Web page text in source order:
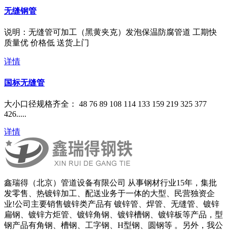
无缝钢管
说明：无缝管可加工（黑黄夹克）发泡保温防腐管道 工期快
质量优 价格低 送货上门
详情
国标无缝管
​大小口径规格齐全： 48 76 89 108 114 133 159 219 325 377
426.....
详情
鑫瑞得（北京）管道设备有限公司 从事钢材行业15年，集批
发零售、热镀锌加工、配送业务于一体的大型、民营独资企
业!公司主要销售镀锌类产品有 镀锌管、焊管、无缝管、镀锌
扁钢、镀锌方炬管、镀锌角钢、镀锌槽钢、镀锌板等产品，型
钢产品有角钢、槽钢、工字钢、H型钢、圆钢等 。另外，我公